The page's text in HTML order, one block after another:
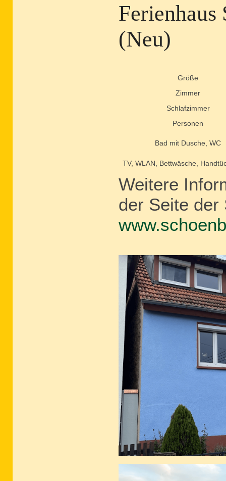
Ferienhaus
(Neu)
Größe
Zimmer
Schlafzimmer
Personen
Bad mit Dusche, WC
TV, WLAN, Bettwäsche,
Weitere
der Seite der